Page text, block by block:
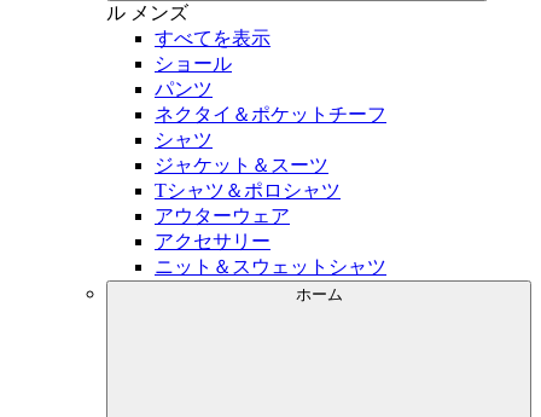
ル メンズ
すべてを表示
ショール
パンツ
ネクタイ＆ポケットチーフ
シャツ
ジャケット＆スーツ
Tシャツ＆ポロシャツ
アウターウェア
アクセサリー
ニット＆スウェットシャツ
ホーム